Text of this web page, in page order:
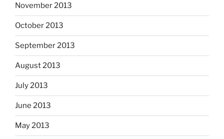
November 2013
October 2013
September 2013
August 2013
July 2013
June 2013
May 2013